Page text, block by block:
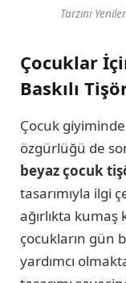
Tarzını
Çocuklar
Baskılı
Çocuk
özgürlüğü de
beyaz çocuk
tasarımıyla ilgi
ağırlıkta
çocukların gün
yardımcı